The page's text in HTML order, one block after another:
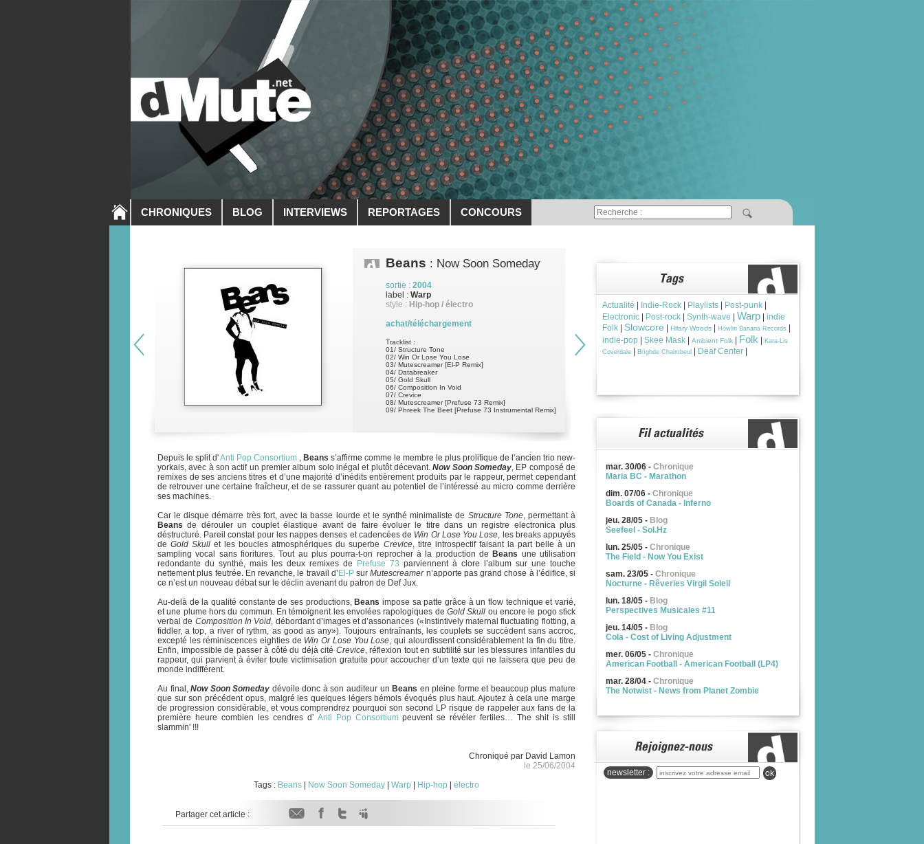
CHRONIQUES BLOG INTERVIEWS REPORTAGES CONCOURS
Beans : Now Soon Someday
sortie : 2004
label : Warp
style : Hip-hop / électro
achat/téléchargement
Tracklist :
01/ Structure Tone
02/ Win Or Lose You Lose
03/ Mutescreamer [El-P Remix]
04/ Databreaker
05/ Gold Skull
06/ Composition In Void
07/ Crevice
08/ Mutescreamer [Prefuse 73 Remix]
09/ Phreek The Beet [Prefuse 73 Instrumental Remix]
Depuis le split d'Anti Pop Consortium , Beans s’affirme comme le membre le plus prolifique de l’ancien trio new-
yorkais, avec à son actif un premier album solo inégal et plutôt décevant.Now Soon Someday, EP composé de
remixes de ses anciens titres et d’une majorité d’inédits entièrement produits par le rappeur, permet cependant
de retrouver une certaine fraîcheur, et de se rassurer quant au potentiel de l’intéressé au micro comme derrière
ses machines.
Car le disque démarre très fort, avec la basse lourde et le synthé minimaliste de Structure Tone, permettant à
Beans de dérouler un couplet élastique avant de faire évoluer le titre dans un registre electronica plus
déstructuré. Pareil constat pour les nappes denses et cadencées de Win Or Lose You Lose, les breaks appuyés
deGold Skull et les boucles atmosphériques du superbe Crevice, titre introspectif faisant la part belle à un
sampling vocal sans fioritures. Tout au plus pourra-t-on reprocher à la production de Beans une utilisation
redondante du synthé, mais les deux remixes de
Prefuse 73 parviennent à clore l’album sur une touche
nettement plus feutrée. En revanche, le travail d’ El-PsurMutescreamern’apporte pas grand chose à l’édifice, si
ce n’est un nouveau débat sur le déclin avenant du patron de Def Jux.
Au-delà de la qualité constante de ses productions, Beans impose sa patte grâce à un flow technique et varié,
et une plume hors du commun. En témoignent les envolées rapologiques de Gold Skull ou encore le pogo stick
verbal de Composition In Void, débordant d’images et d’assonances («Instintively maternal fluctuating flotting, a
fiddler, a top, a river of rythm, as good as any»). Toujours entraînants, les couplets se succèdent sans accroc,
excepté les réminiscences eighties de Win Or Lose You Lose, qui alourdissent considérablement la fin du titre.
Enfin, impossible de passer à côté du déjà cité Crevice, réflexion tout en subtilité sur les blessures infantiles du
rappeur, qui parvient à éviter toute victimisation gratuite pour accoucher d’un texte qui ne laissera que peu de
monde indifférent.
Au final,Now Soon Someday dévoile donc à son auditeur un Beans en pleine forme et beaucoup plus mature
que sur son précédent opus, malgré les quelques légers bémols évoqués plus haut. Ajoutez à cela une marge
de progression considérable, et vous comprendrez pourquoi son second LP risque de rappeler aux fans de la
première heure combien les cendres d’ Anti Pop Consortiumpeuvent se révéler fertiles… The shit is still
slammin' !!!
Chroniqué par David Lamon
le 25/06/2004
Tags : Beans Now Soon Someday Warp Hip-hop électro
Partager cet article :
Actualité Indie-Rock Playlists Post-punk
Electronic
Post-rock Synth-wave Warp
indie
Folk
Slowcore Hilary Woods Howlin Banana Records
indie-pop
Skee Mask Ambient Folk Folk
Kara-Lis
Coverdale
Brìghde Chaimbeul Deaf Center
mar. 30/06 - Chronique
Maria BC - Marathon
dim. 07/06 - Chronique
Boards of Canada - Inferno
jeu. 28/05 - Blog
Seefeel - Sol.Hz
lun. 25/05 - Chronique
The Field - Now You Exist
sam. 23/05 - Chronique
Nocturne - Rêveries Virgil Soleil
lun. 18/05 - Blog
Perspectives Musicales #11
jeu. 14/05 - Blog
Cola - Cost of Living Adjustment
mer. 06/05 - Chronique
American Football - American Football (LP4)
mar. 28/04 - Chronique
The Notwist - News from Planet Zombie
newsletter : ok